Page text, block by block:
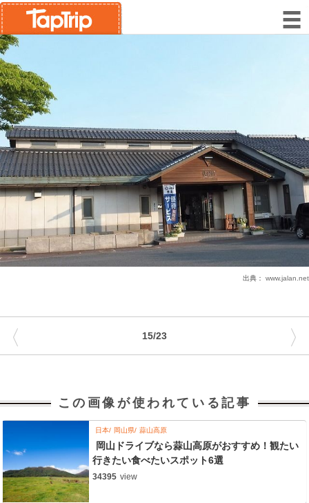
出典： www.jalan.net
15/23
〈 〉
この画像が使われている記事
日本 岡山県 蒜山高原
岡山ドライブなら蒜山高原がおすすめ！観たい
行きたい食べたいスポット6選
34395 view